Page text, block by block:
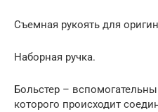
Съемная рукоять для
Наборная ручка.
Больстер –
которого происходит